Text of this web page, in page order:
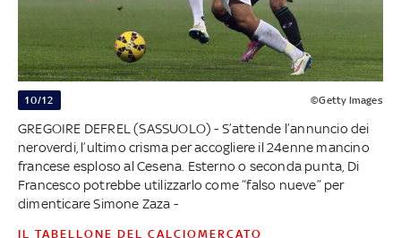
10/12 ©Getty Images
GREGOIRE DEFREL (SASSUOLO) - S’attende l’annuncio dei
neroverdi, l’ultimo crisma per accogliere il 24enne mancino
francese esploso al Cesena. Esterno o seconda punta, Di
Francesco potrebbe utilizzarlo come “falso nueve” per
dimenticare Simone Zaza -
IL TABELLONE DEL CALCIOMERCATO